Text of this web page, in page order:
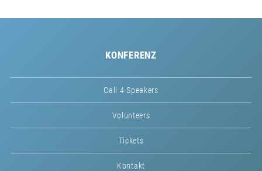
KONFERENZ
Call 4 Speakers
Volunteers
Tickets
Kontakt